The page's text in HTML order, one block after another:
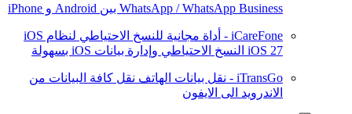
WhatsApp / WhatsApp Business بين Android و iPhone
iCareFone - أداة مجانية للنسخ الاحتياطي لنظام iOS
iOS 27 النسخ الاحتياطي وإدارة بيانات iOS بسهولة
iTransGo - نقل بيانات الهاتف
نقل كافة البيانات من
الاندرويد الى الايفون